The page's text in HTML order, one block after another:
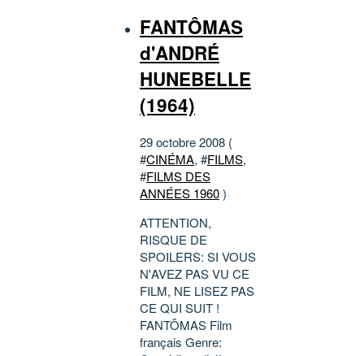
FANTÔMAS
d'ANDRÉ
HUNEBELLE
(1964)
29 octobre 2008 (
#CINÉMA, #FILMS,
#FILMS DES
ANNÉES 1960)
ATTENTION,
RISQUE DE
SPOILERS: SI VOUS
N'AVEZ PAS VU CE
FILM, NE LISEZ PAS
CE QUI SUIT !
FANTÔMAS Film
français Genre: